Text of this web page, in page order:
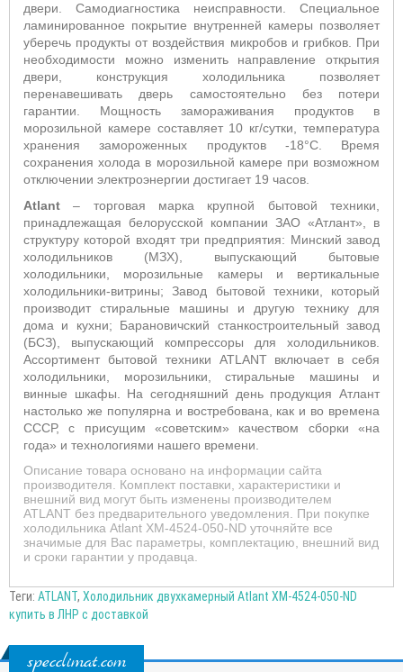
двери. Самодиагностика неисправности. Специальное
ламинированное покрытие внутренней камеры позволяет
уберечь продукты от воздействия микробов и грибков. При
необходимости можно изменить направление открытия
двери, конструкция холодильника позволяет
перенавешивать дверь самостоятельно без потери
гарантии. Мощность замораживания продуктов в
морозильной камере составляет 10 кг/сутки, температура
хранения замороженных продуктов -18°С. Время
сохранения холода в морозильной камере при возможном
отключении электроэнергии достигает 19 часов.
Atlant – торговая марка крупной бытовой техники,
принадлежащая белорусской компании ЗАО «Атлант», в
структуру которой входят три предприятия: Минский завод
холодильников (МЗХ), выпускающий бытовые
холодильники, морозильные камеры и вертикальные
холодильники-витрины; Завод бытовой техники, который
производит стиральные машины и другую технику для
дома и кухни; Барановичский станкостроительный завод
(БСЗ), выпускающий компрессоры для холодильников.
Ассортимент бытовой техники ATLANT включает в себя
холодильники, морозильники, стиральные машины и
винные шкафы. На сегодняшний день продукция Атлант
настолько же популярна и востребована, как и во времена
СССР, с присущим «советским» качеством сборки «на
года» и технологиями нашего времени.
Описание товара основано на информации сайта
производителя. Комплект поставки, характеристики и
внешний вид могут быть изменены производителем
ATLANT без предварительного уведомления. При покупке
холодильника Atlant ХМ-4524-050-ND уточняйте все
значимые для Вас параметры, комплектацию, внешний вид
и сроки гарантии у продавца.
Теги: ATLANT, Холодильник двухкамерный Atlant XM-4524-050-ND
купить в ЛНР с доставкой
specclimat.com